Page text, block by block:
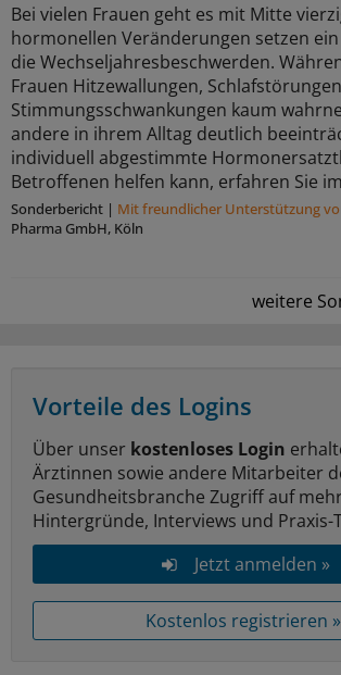
Bei vielen Frauen geht es mit Mitte
hormonellen Veränderungen setzen
die Wechseljahresbeschwerden.
Frauen Hitzewallungen,
Stimmungsschwankungen kaum
andere in ihrem Alltag deutlich
individuell abgestimmte
Betroffenen helfen kann, erfahren Sie
Sonderbericht | Mit freundlicher Unterstützung
Pharma GmbH, Köln
weitere
Vorteile des Logins
Über unser kostenloses Login
Ärztinnen sowie andere Mitarbeiter
Gesundheitsbranche Zugriff auf
Hintergründe, Interviews und Praxis-
Jetzt anmelden »
Kostenlos registrieren »